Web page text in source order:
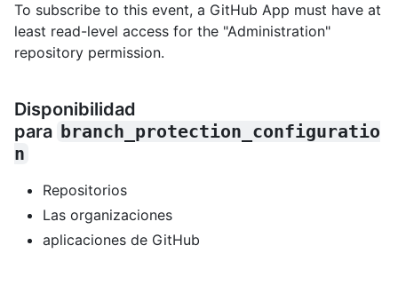
To subscribe to this event, a GitHub App must have at
least read-level access for the "Administration"
repository permission.
Disponibilidad
para branch_protection_configuratio
n
Repositorios
Las organizaciones
aplicaciones de GitHub